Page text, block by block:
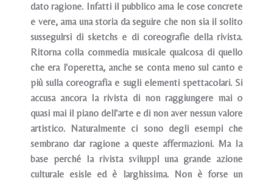
dato ragione. Infatti il pubblico ama le cose concrete
e vere, ama una storia da seguire che non sia il solito
sussegulrsi di sketchs e di coreografie della rivista.
Ritorna colla commedia musicale qualcosa di quello
che era l'operetta, anche se conta meno sul canto e
più sulla coreografia e sugli elementi spettacolari. Si
accusa ancora Ia rivista di non raggiungere mai o
quasi mai il piano dell'arte e di non aver nessun valore
artistico. Naturalmente ci sono degli esempi che
sembrano dar ragione a queste affermazioni. Ma Ia
base perché Ia rivista sviluppl una grande azione
culturale esisle ed è larghissima. Non è forse un